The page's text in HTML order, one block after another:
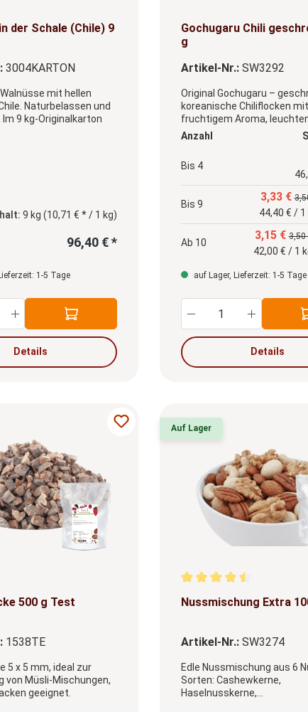
Wert ein oder benutze die
der Schale (Chile) 9
3004KARTON
mit hellen
Naturbelassen und
9 kg-Originalkarton
9 kg (10,71 € * / 1 kg)
96,40 € *
1-5 Tage
Anzahl: Gib den gewünschten Wert
Details
Gochugaru Chili
g
Artikel-Nr.: SW3292
Original Gochugaru –
koreanische Chiliflocken mit
fruchtigem Aroma,
Farbe und angenehmer
für klassische koreanische
wie Kimchi, Eintöpfe,
würzige Saucen.
Anzahl
Bis 4
Bis 9
3,33 €
44,40 € / 1
Ab 10
3,15 € 3,50
42,00 € / 1
auf Lager, Lieferzeit: 1-5 Tage
Produkt
Details
500 g Test
1538TE
5 x 5 mm, ideal zur
von Müsli-Mischungen,
geeignet.
Auf Lager
Durchschnittliche
Nussmischung Extra
Artikel-Nr.: SW3274
Edle Nussmischung aus 6
Sorten: Cashewkerne,
Haselnusskerne,